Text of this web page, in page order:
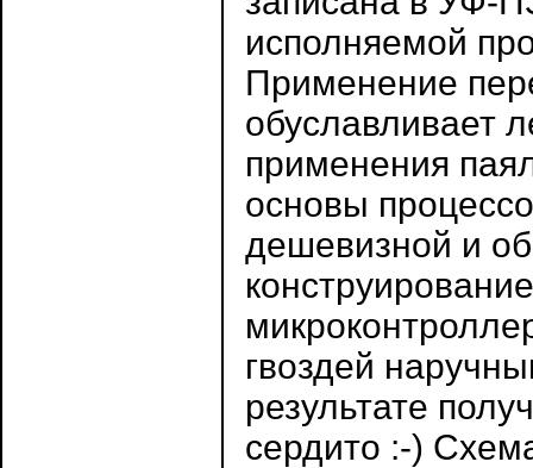
исполняемой
Применение
обуславливает
применения
основы
дешевизной и
гвоздей
результате
сердито :-)